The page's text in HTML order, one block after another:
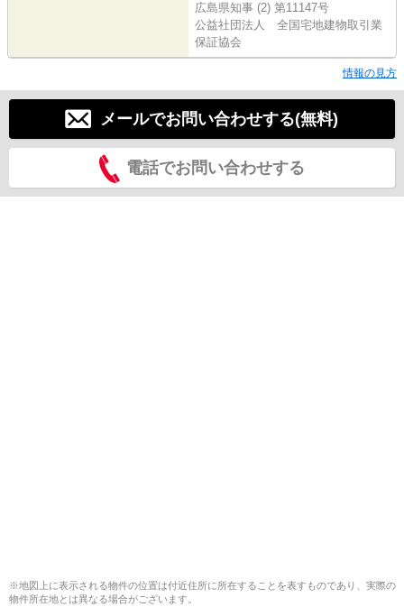
広島県知事 (2) 第11147号
公益社団法人 全国宅地建物取引業
保証協会
情報の見方
メールでお問い合わせする(無料)
電話でお問い合わせする
※地図上に表示される物件の位置は付近住所に所在することを表すものであり、実際の
物件所在地とは異なる場合がございます。